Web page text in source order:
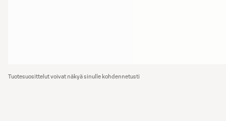
Tuotesuosittelut voivat näkyä sinulle kohdennetusti